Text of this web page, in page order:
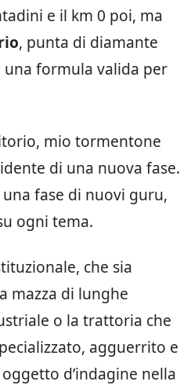
e il km 0 poi, ma
, punta di diamante
formula valida per
mio tormentone
di una nuova fase.
fase di nuovi guru,
ogni tema.
che sia
mazza di lunghe
o la trattoria che
agguerrito e
d’indagine nella